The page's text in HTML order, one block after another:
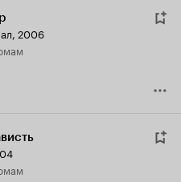
2006